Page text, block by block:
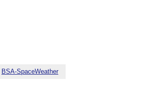
BSA-SpaceWeather